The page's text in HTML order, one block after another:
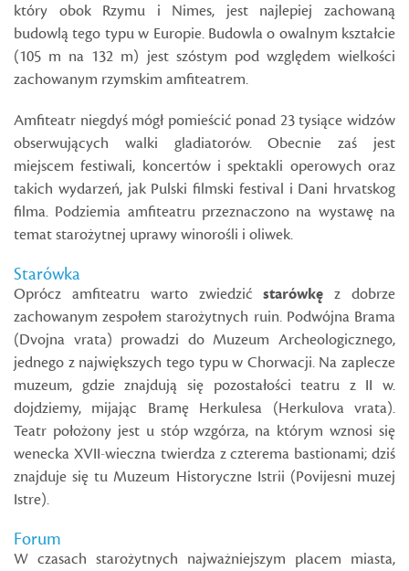
który obok Rzymu i Nimes, jest najlepiej zachowaną
budowlą tego typu w Europie. Budowla o owalnym kształcie
(105 m na 132 m) jest szóstym pod względem wielkości
zachowanym rzymskim amfiteatrem.
Amfiteatr niegdyś mógł pomieścić ponad 23 tysiące widzów
obserwujących walki gladiatorów. Obecnie zaś jest
miejscem festiwali, koncertów i spektakli operowych oraz
takich wydarzeń, jak Pulski filmski festival i Dani hrvatskog
filma. Podziemia amfiteatru przeznaczono na wystawę na
temat starożytnej uprawy winorośli i oliwek.
Starówka
Oprócz amfiteatru warto zwiedzićstarówkę z dobrze
zachowanym zespołem starożytnych ruin. Podwójna Brama
(Dvojna vrata) prowadzi do Muzeum Archeologicznego,
jednego z największych tego typu w Chorwacji. Na zaplecze
muzeum, gdzie znajdują się pozostałości teatru z II w.
dojdziemy, mijając Bramę Herkulesa (Herkulova vrata).
Teatr położony jest u stóp wzgórza, na którym wznosi się
wenecka XVII-wieczna twierdza z czterema bastionami; dziś
znajduje się tu Muzeum Historyczne Istrii (Povijesni muzej
Istre).
Forum
W czasach starożytnych najważniejszym placem miasta,